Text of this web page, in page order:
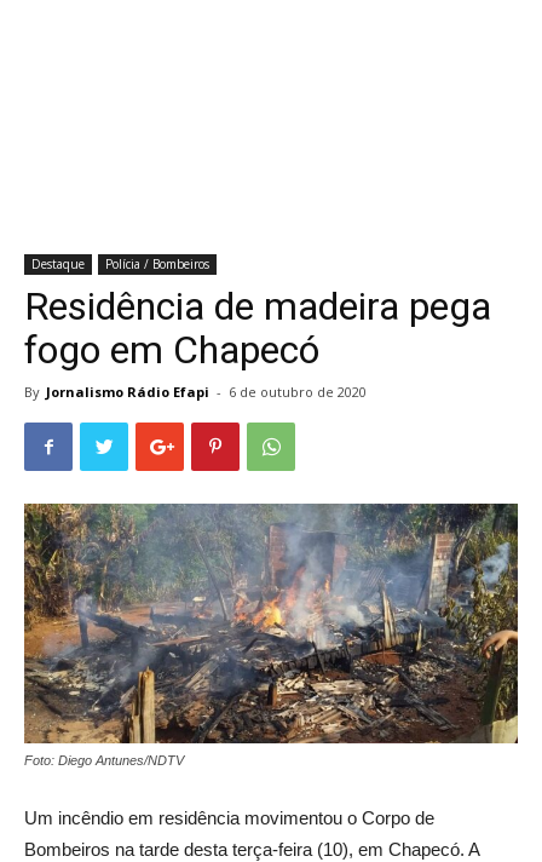
Destaque Polícia / Bombeiros
Residência de madeira pega
fogo em Chapecó
By Jornalismo Rádio Efapi - 6 de outubro de 2020
Foto: Diego Antunes/NDTV
Um incêndio em residência movimentou o Corpo de
Bombeiros na tarde desta terça-feira (10), em Chapecó. A